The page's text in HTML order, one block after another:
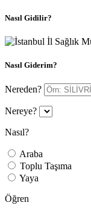
Nasıl Gidilir?
Nasıl Giderim?
Nereden?
Nereye?
Nasıl?
Araba
Toplu Taşıma
Yaya
Öğren